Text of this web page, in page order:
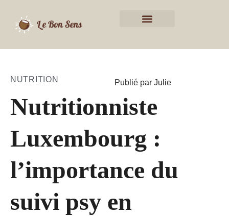
NUTRITION Publié par Julie
Nutritionniste
Luxembourg :
l’importance du
suivi psy en